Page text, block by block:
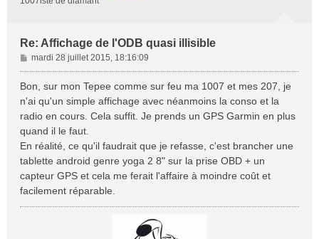
Re: Affichage de l'ODB quasi illisible
M
e
s
g
e
mardi 28 juillet 2015, 18:16:09
Bon, sur mon Tepee comme sur feu ma 1007 et mes 207, je
n'ai qu'un simple affichage avec néanmoins la conso et la
radio en cours. Cela suffit. Je prends un GPS Garmin en plus
quand il le faut.
En réalité, ce qu'il faudrait que je refasse, c'est brancher une
tablette android genre yoga 2 8" sur la prise OBD + un
capteur GPS et cela me ferait l'affaire à moindre coût et
facilement réparable.